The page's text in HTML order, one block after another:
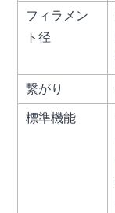
フィラメン
ト径
繋がり
標準機能